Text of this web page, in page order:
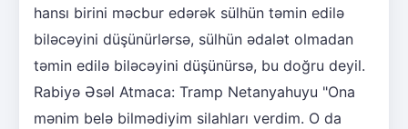
hansı birini məcbur edərək sülhün təmin edilə
biləcəyini düşünürlərsə, sülhün ədalət olmadan
təmin edilə biləcəyini düşünürsə, bu doğru deyil.
Rabiyə Əsəl Atmaca: Tramp Netanyahuyu "Ona
mənim belə bilmədiyim silahları verdim. O da